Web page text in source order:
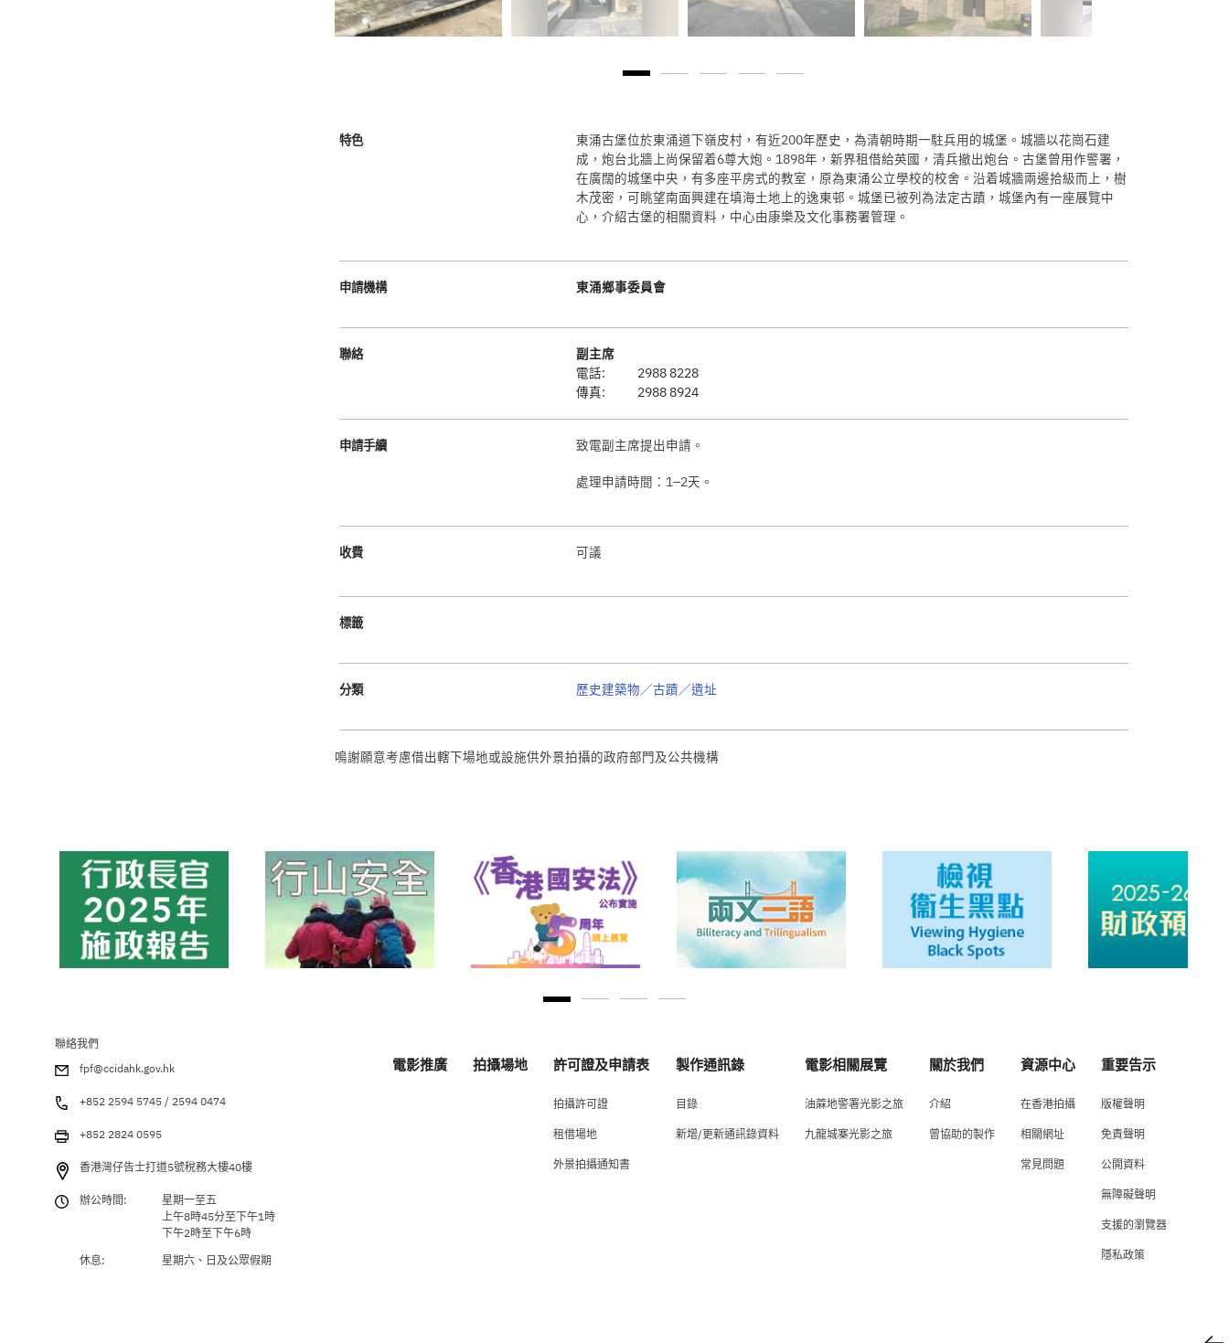
特色
東涌古堡位於東涌道下嶺皮村，有近200年歷史，為清朝時期一駐兵用的城堡。城牆以花崗石建
成，炮台北牆上尚保留着6尊大炮。1898年，新界租借給英國，清兵撤出炮台。古堡曾用作警署，
在廣闊的城堡中央，有多座平房式的教室，原為東涌公立學校的校舍。沿着城牆兩邊拾級而上，樹
木茂密，可眺望南面興建在填海土地上的逸東邨。城堡已被列為法定古蹟，城堡內有一座展覽中
心，介紹古堡的相關資料，中心由康樂及文化事務署管理。
申請機構 東涌鄉事委員會
聯絡
副主席
電話:
2988 8228
傳真:
2988 8924
申請手續 致電副主席提出申請。
處理申請時間：1–2天。
收費 可議
標籤
分類 歷史建築物／古蹟／遺址
鳴謝願意考慮借出轄下場地或設施供外景拍攝的政府部門及公共機構
聯絡我們
fpf@ccidahk.gov.hk
+852 2594 5745 / 2594 0474
+852 2824 0595
香港灣仔告士打道5號稅務大樓40樓
辦公時間:
星期一至五
上午8時45分至下午1時
下午2時至下午6時
休息:
星期六、日及公眾假期
電影推廣 拍攝場地 許可證及申請表
拍攝許可證
租借場地
外景拍攝通知書
製作通訊錄
目錄
新增/更新通訊錄資料
電影相關展覽
油蔴地警署光影之旅
九龍城寨光影之旅
關於我們
介紹
曾協助的製作
資源中心
在香港拍攝
相關網址
常見問題
重要告示
版權聲明
免責聲明
公開資料
無障礙聲明
支援的瀏覽器
隱私政策